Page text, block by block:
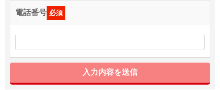
電話番号 必須
入力内容を送信